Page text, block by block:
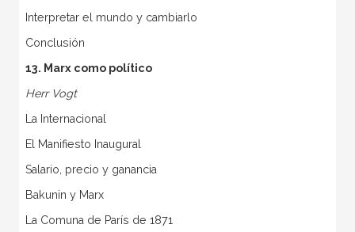
Interpretar el mundo y cambiarlo
Conclusión
13. Marx como político
Herr Vogt
La Internacional
El Manifiesto Inaugural
Salario, precio y ganancia
Bakunin y Marx
La Comuna de París de 1871